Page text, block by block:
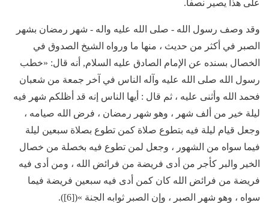
على هذا يصير نصفا.
وقد وصف رسول الله - صلى الله عليه واله - شهر رمضان بشهر
الصبر في أكثر من حديث ، منها ما ورواه الشيخ الصدوق في
الخصال بسنده عن الإمام الصادق عليه السلام, أنه قال: «خطب
رسول الله صلى الله عليه وآله الناس في آخر جمعة من شعبان
فحمد الله وأثنى عليه ، ثم قال : أيها الناس إنه قد أظلكم شهر فيه
ليلة خير من ألف شهر ، وهو شهر رمضان ، فرض الله صيامه ،
وجعل قيام ليلة فيه بتطوع صلاة كمن تطوع بصلاة سبعين ليلة
فيما سواه من الشهور ، وجعل لمن تطوع فيه بخصلة من خصال
الخير والبر كأجر من أدى فريضة من فرائض الله ، ومن أدى فيه
فريضة من فرائض الله كان كمن أدى فيه سبعين فريضة فيما
سواه ، وهو شهر الصبر ، وإن الصبر ثوابه الجنة »([6]).